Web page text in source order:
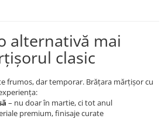
alternativă mai
clasic
frumos, dar temporar. Brățara mărțișor cu
– nu doar în martie, ci tot anul
premium, finisaje curate